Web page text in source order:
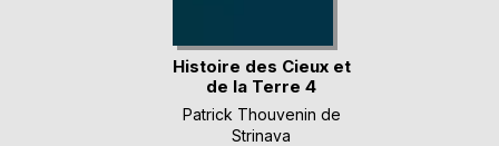
Histoire des Cieux et
de la Terre 4
Patrick Thouvenin de
Strinava